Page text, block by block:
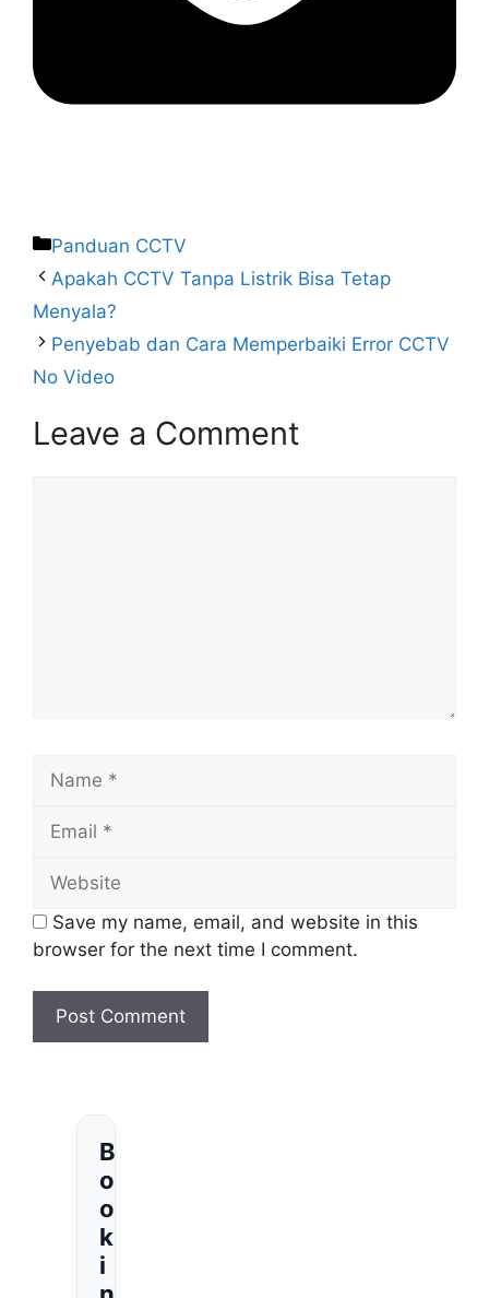
Panduan CCTV
Apakah CCTV Tanpa Listrik Bisa Tetap
Menyala?
Penyebab dan Cara Memperbaiki Error CCTV
No Video
Leave a Comment
Save my name, email, and website in this
browser for the next time I comment.
B
o
o
k
i